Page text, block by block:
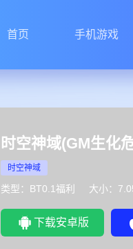
首页 手机游戏
时空神域(GM生化
时空神域
类型：BT0.1福利 大小：
下载安卓版